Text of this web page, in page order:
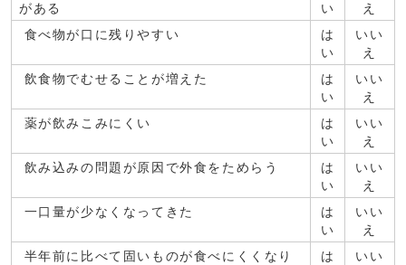
がある い
え
食べ物が口に残りやすい
は
い
いい
え
飲食物でむせることが増えた
は
い
いい
え
薬が飲みこみにくい
は
い
いい
え
飲み込みの問題が原因で外食をためらう
は
い
いい
え
一口量が少なくなってきた
は
い
いい
え
半年前に比べて固いものが食べにくくなり
は
いい